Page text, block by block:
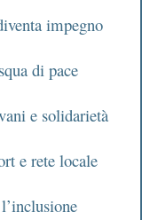
impegno
di pace
e solidarietà
e rete locale